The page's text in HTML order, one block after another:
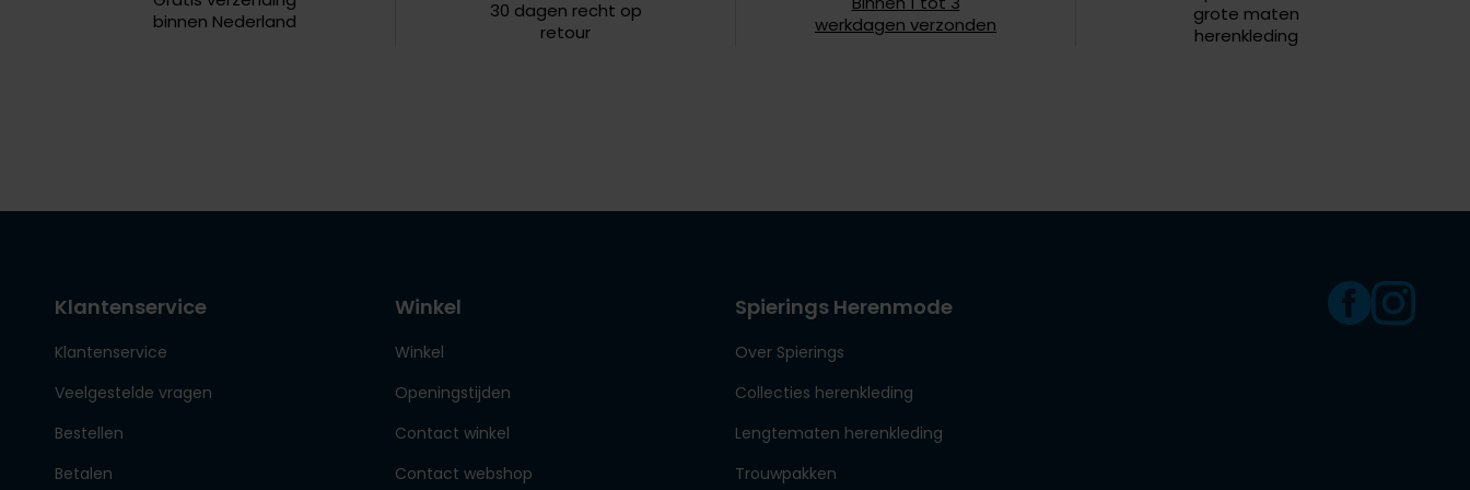
Lengte jas
binnen Nederland
30 dagen recht op
retour
werkdagen verzonden
grote maten
herenkleding
Klantenservice
Klantenservice
Veelgestelde vragen
Bestellen
Betalen
Winkel
Winkel
Openingstijden
Contact winkel
Contact webshop
Spierings Herenmode
Over Spierings
Collecties herenkleding
Lengtematen herenkleding
Trouwpakken